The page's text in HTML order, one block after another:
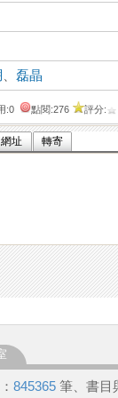
磊晶
:0 點閱:276 評分:
址 轉寄
845365 筆、書目